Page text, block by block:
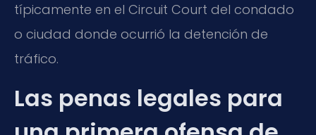
típicamente en el Circuit Court del condado
o ciudad donde ocurrió la detención de
tráfico.
Las penas legales para